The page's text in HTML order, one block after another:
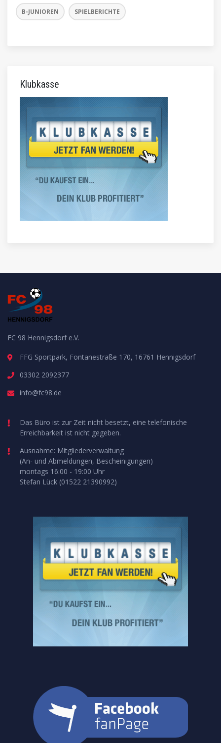
B-JUNIOREN SPIELBERICHTE
Klubkasse
FC 98 Hennigsdorf e.V.
FFG Sportpark, Fontanestraße 170, 16761 Hennigsdorf
03302 2092377
info@fc98.de
Das Büro ist zur Zeit nicht besetzt, eine telefonische
Erreichbarkeit ist nicht gegeben.
Ausnahme: Mitgliederverwaltung
(An- und Abmeldungen, Bescheinigungen)
montags 16:00 - 19:00 Uhr
Stefan Lück (01522 21390992)